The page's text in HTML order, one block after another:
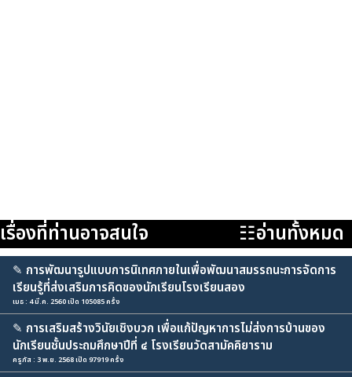
เรื่องที่ท่านอาจสนใจ ☷อ่านทั้งหมด
✎ การพัฒนารูปแบบการนิเทศภายในเพื่อพัฒนาสมรรถนะการจัดการ
เรียนรู้ที่ส่งเสริมการคิดของนักเรียนโรงเรียนสอง
เมธ : 4 มี.ค. 2560 เปิด 105085 ครั้ง
✎ การเสริมสร้างวินัยเชิงบวก เพื่อแก้ปัญหาการไม่ส่งการบ้านของ
นักเรียนชั้นประถมศึกษาปีที่ ๔ โรงเรียนวัดสามัคคิยาราม
ครูภัส : 3 พ.ย. 2568 เปิด 97919 ครั้ง